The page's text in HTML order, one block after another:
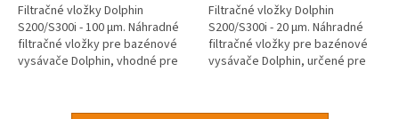
Filtračné vložky Dolphin
S200/S300i - 100 µm. Náhradné
filtračné vložky pre bazénové
vysávače Dolphin, vhodné pre
Filtračné vložky Dolphin
S200/S300i - 20 µm. Náhradné
filtračné vložky pre bazénové
vysávače Dolphin, určené pre